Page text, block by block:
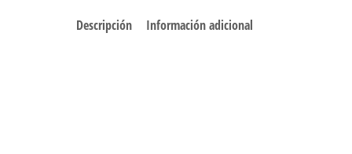
Descripción Información adicional